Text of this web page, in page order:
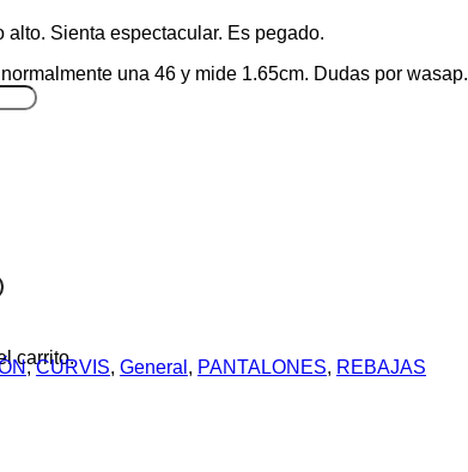
carrito.
Sienta espectacular. Es pegado.
una 46 y mide 1.65cm. Dudas por wasap.
,CURVIS, General , PANTALONES, REBAJAS